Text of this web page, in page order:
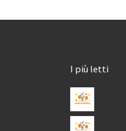
I più letti